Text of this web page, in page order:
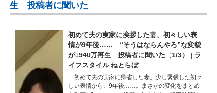
生 投稿者に聞いた
初めて夫の実家に挨拶した妻、初々しい表
情が9年後…… “そうはならんやろ”な変貌
が1940万再生 投稿者に聞いた（1/3） | ラ
イフスタイル ねとらぼ
初めて夫の実家に帰省した妻。少し緊張した初々
しい表情から、9年後……。まさかの変化をまとめ